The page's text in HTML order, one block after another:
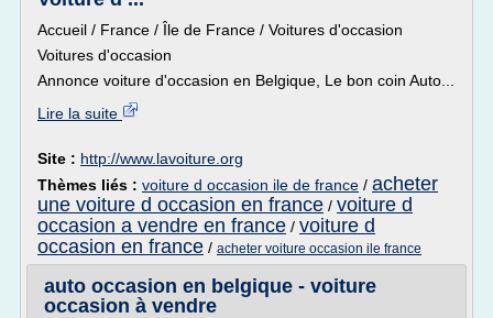
Accueil / France / Île de France / Voitures d'occasion
Voitures d'occasion
Annonce voiture d'occasion en Belgique, Le bon coin Auto...
Lire la suite
Site : http://www.lavoiture.org
Thèmes liés : voiture d occasion ile de france / acheter
une voiture d occasion en france / voiture d
occasion a vendre en france / voiture d
occasion en france / acheter voiture occasion ile france
auto occasion en belgique - voiture
occasion à vendre